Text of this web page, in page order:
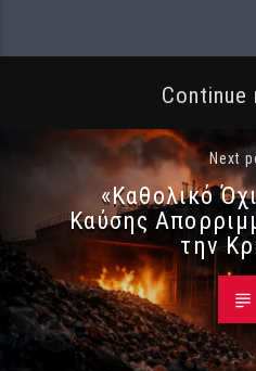
Continue
Next
«Καθολικό
Καύσης
την